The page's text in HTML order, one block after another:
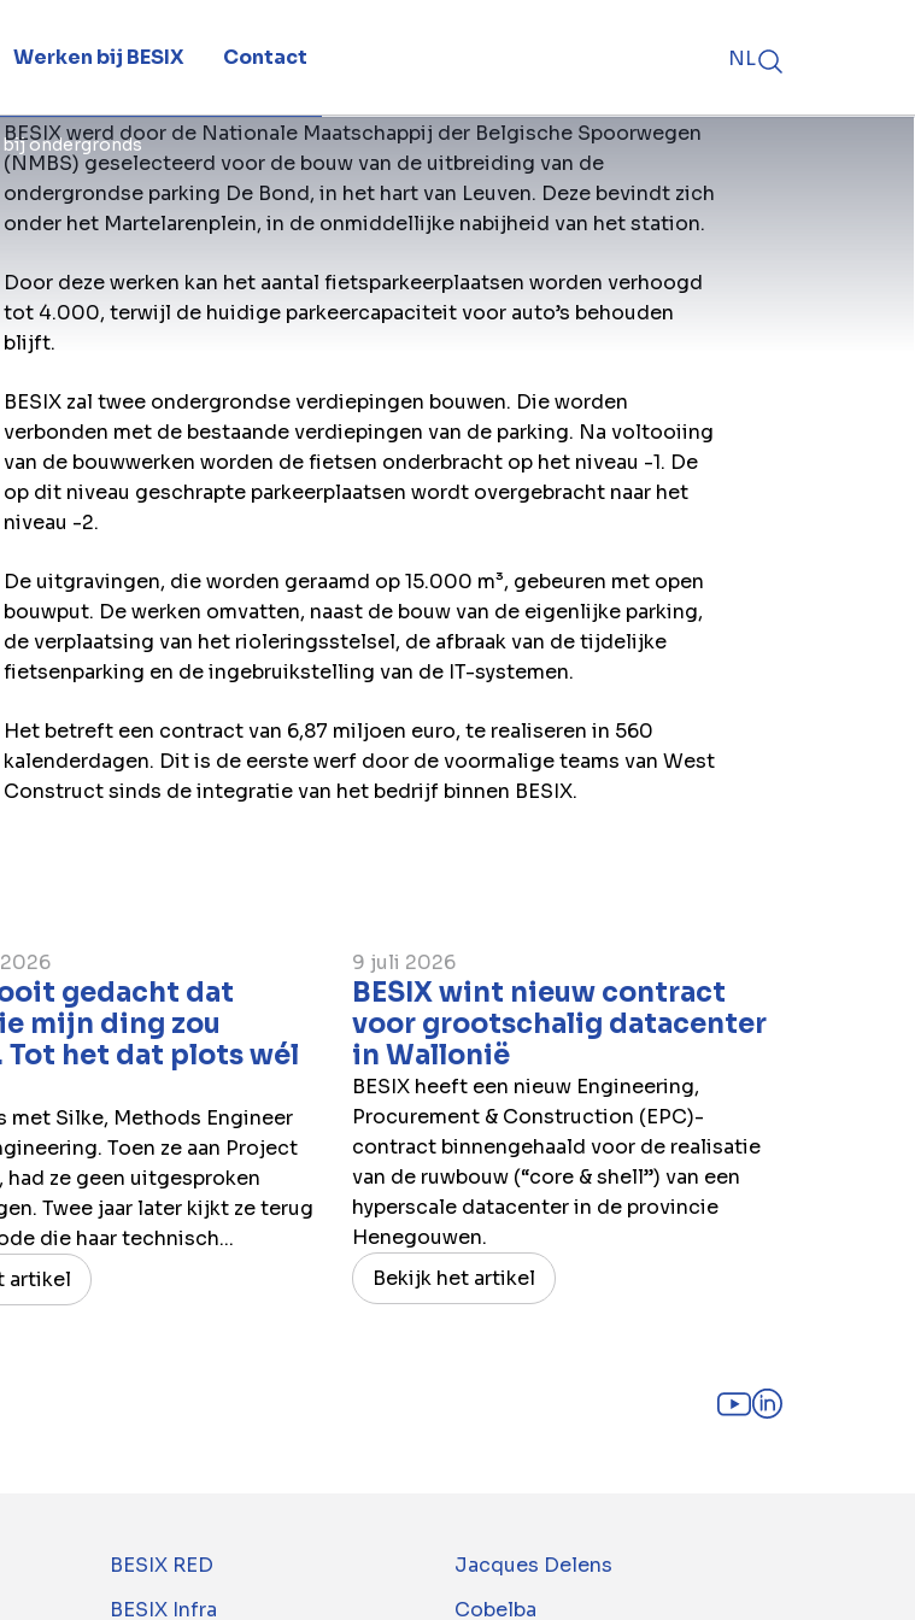
Werken bij BESIX Contact NL
bij ondergronds
BESIX werd door de Nationale Maatschappij der Belgische Spoorwegen
(NMBS) geselecteerd voor de bouw van de uitbreiding van de
ondergrondse parking De Bond, in het hart van Leuven. Deze bevindt zich
onder het Martelarenplein, in de onmiddellijke nabijheid van het station.
Door deze werken kan het aantal fietsparkeerplaatsen worden verhoogd
tot 4.000, terwijl de huidige parkeercapaciteit voor auto’s behouden
blijft.
BESIX zal twee ondergrondse verdiepingen bouwen. Die worden
verbonden met de bestaande verdiepingen van de parking. Na voltooiing
van de bouwwerken worden de fietsen onderbracht op het niveau -1. De
op dit niveau geschrapte parkeerplaatsen wordt overgebracht naar het
niveau -2.
De uitgravingen, die worden geraamd op 15.000 m³, gebeuren met open
bouwput. De werken omvatten, naast de bouw van de eigenlijke parking,
de verplaatsing van het rioleringsstelsel, de afbraak van de tijdelijke
fietsenparking en de ingebruikstelling van de IT-systemen.
Het betreft een contract van 6,87 miljoen euro, te realiseren in 560
kalenderdagen. Dit is de eerste werf door de voormalige teams van West
Construct sinds de integratie van het bedrijf binnen BESIX.
gedacht dat
mijn ding zou
Tot het dat plots wél
met Silke, Methods Engineer
Toen ze aan Project
had ze geen uitgesproken
Twee jaar later kijkt ze terug
die haar technisch...
artikel
9 juli 2026
BESIX wint nieuw contract
voor grootschalig datacenter
in Wallonië
BESIX heeft een nieuw Engineering,
Procurement & Construction (EPC)-
contract binnengehaald voor de realisatie
van de ruwbouw (“core & shell”) van een
hyperscale datacenter in de provincie
Henegouwen.
Bekijk het artikel
BESIX RED
Jacques Delens
BESIX Infra Cobelba